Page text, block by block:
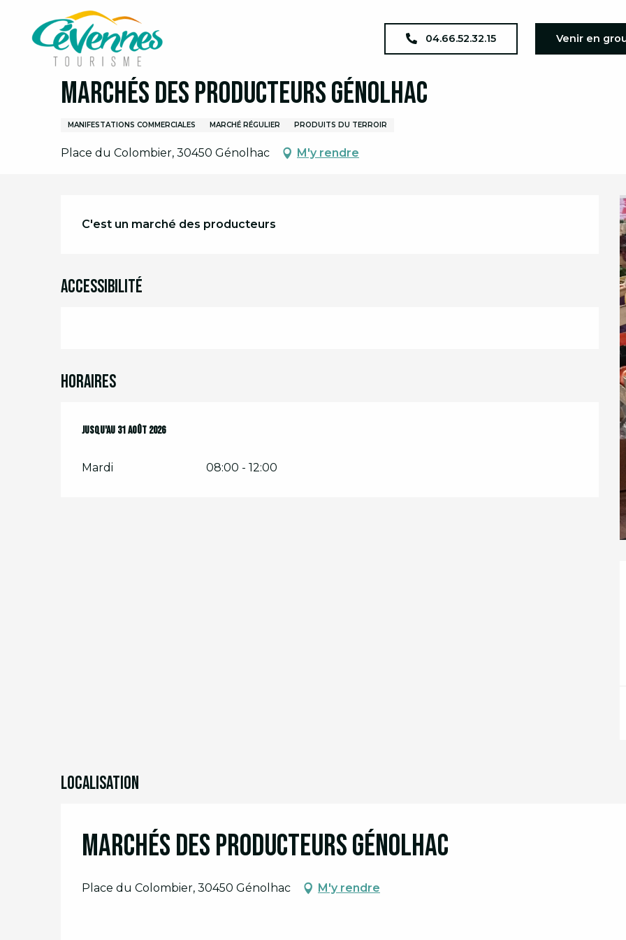
contenu
04.66.52.32.15 Venir en
Accueil Organiser son séjour
1 juillet > 31 août
Marchés des producteurs Génolhac
MANIFESTATIONS COMMERCIALES MARCHÉ RÉGULIER PRODUITS DU TERROIR
Place du Colombier, 30450 Génolhac M'y rendre
Description
C'est un marché des producteurs
Accessibilité
Horaires
Du1 juillet 2026 au31 août 2026
Jusqu'au 31 août 2026
Mardi 08:00 - 12:00
Localisation
Marchés des producteurs Génolhac
Place du Colombier, 30450 Génolhac M'y rendre